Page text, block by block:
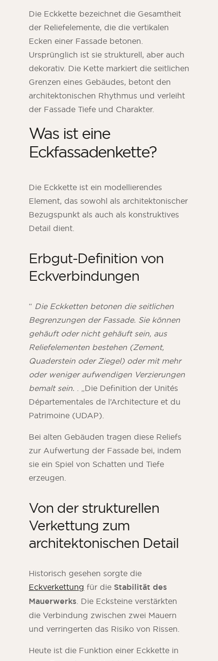
Die Eckkette bezeichnet die Gesamtheit
der Reliefelemente, die die vertikalen
Ecken einer Fassade betonen.
Ursprünglich ist sie strukturell, aber auch
dekorativ. Die Kette markiert die seitlichen
Grenzen eines Gebäudes, betont den
architektonischen Rhythmus und verleiht
der Fassade Tiefe und Charakter.
Was ist eine
Eckfassadenkette?
Die Eckkette ist ein modellierendes
Element, das sowohl als architektonischer
Bezugspunkt als auch als konstruktives
Detail dient.
Erbgut-Definition von
Eckverbindungen
“ Die Eckketten betonen die seitlichen
Begrenzungen der Fassade. Sie können
gehäuft oder nicht gehäuft sein, aus
Reliefelementen bestehen (Zement,
Quaderstein oder Ziegel) oder mit mehr
oder weniger aufwendigen Verzierungen
bemalt sein. . „Die Definition der Unités
Départementales de l’Architecture et du
Patrimoine (UDAP).
Bei alten Gebäuden tragen diese Reliefs
zur Aufwertung der Fassade bei, indem
sie ein Spiel von Schatten und Tiefe
erzeugen.
Von der strukturellen
Verkettung zum
architektonischen Detail
Historisch gesehen sorgte die
Eckverkettung für die Stabilität des
Mauerwerks. Die Ecksteine verstärkten
die Verbindung zwischen zwei Mauern
und verringerten das Risiko von Rissen.
Heute ist die Funktion einer Eckkette in